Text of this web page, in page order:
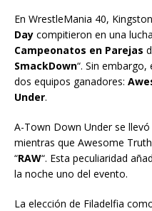
En WrestleMania 40,
Day compitieron en una
Campeonatos en Parejas
SmackDown“. Sin
dos equipos ganadores:
Under.
A-Town Down Under se
mientras que Awesome
“RAW“. Esta peculiaridad
la noche uno del evento.
La elección de Filadelfia